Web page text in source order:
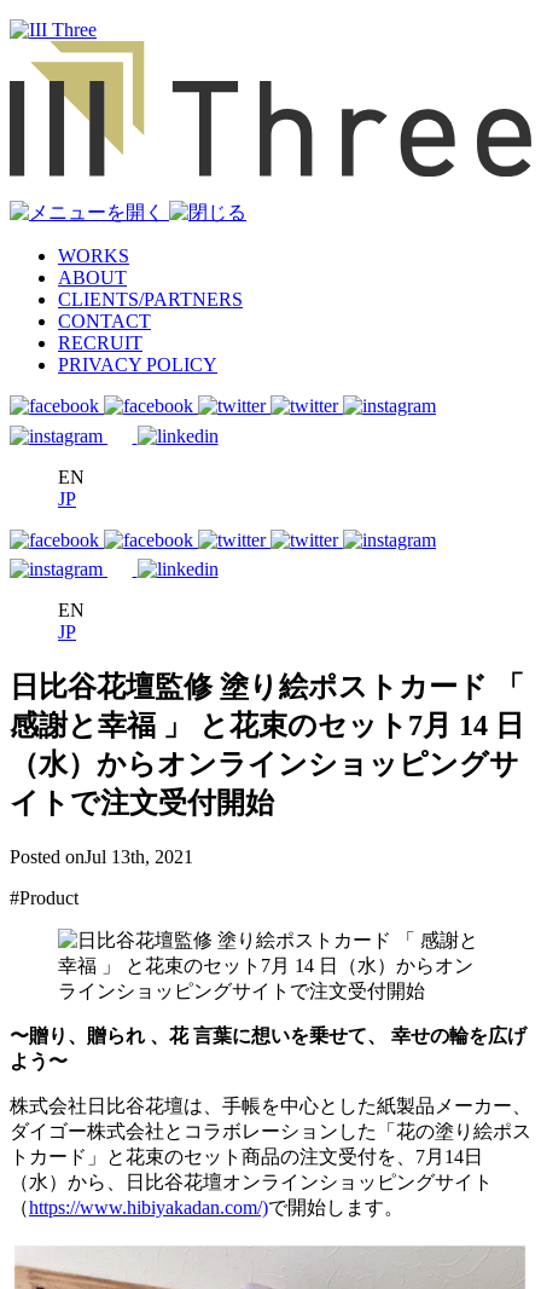
WORKS
ABOUT
CLIENTS/PARTNERS
CONTACT
RECRUIT
PRIVACY POLICY
EN
JP
EN
JP
日比谷花壇監修 塗り絵ポストカード 「
感謝と幸福 」 と花束のセット7月 14 日
（水）からオンラインショッピングサ
イトで注文受付開始
Posted onJul 13th, 2021
#Product
〜贈り、贈られ 、花 言葉に想いを乗せて、 幸せの輪を広げ
よう〜
株式会社日比谷花壇は、手帳を中心とした紙製品メーカー、
ダイゴー株式会社とコラボレーションした「花の塗り絵ポス
トカード」と花束のセット商品の注文受付を、7月14日
（水）から、日比谷花壇オンラインショッピングサイト
（https://www.hibiyakadan.com/)で開始します。